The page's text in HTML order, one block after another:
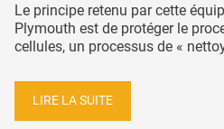
Le principe retenu par cette
Plymouth est de protéger le
cellules, un processus de «
LIRE LA SUITE